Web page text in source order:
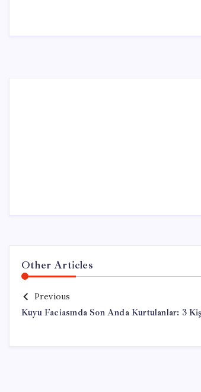
Other Articles
Previous
Kuyu Faciasında Son Anda Kurtulanlar: 3